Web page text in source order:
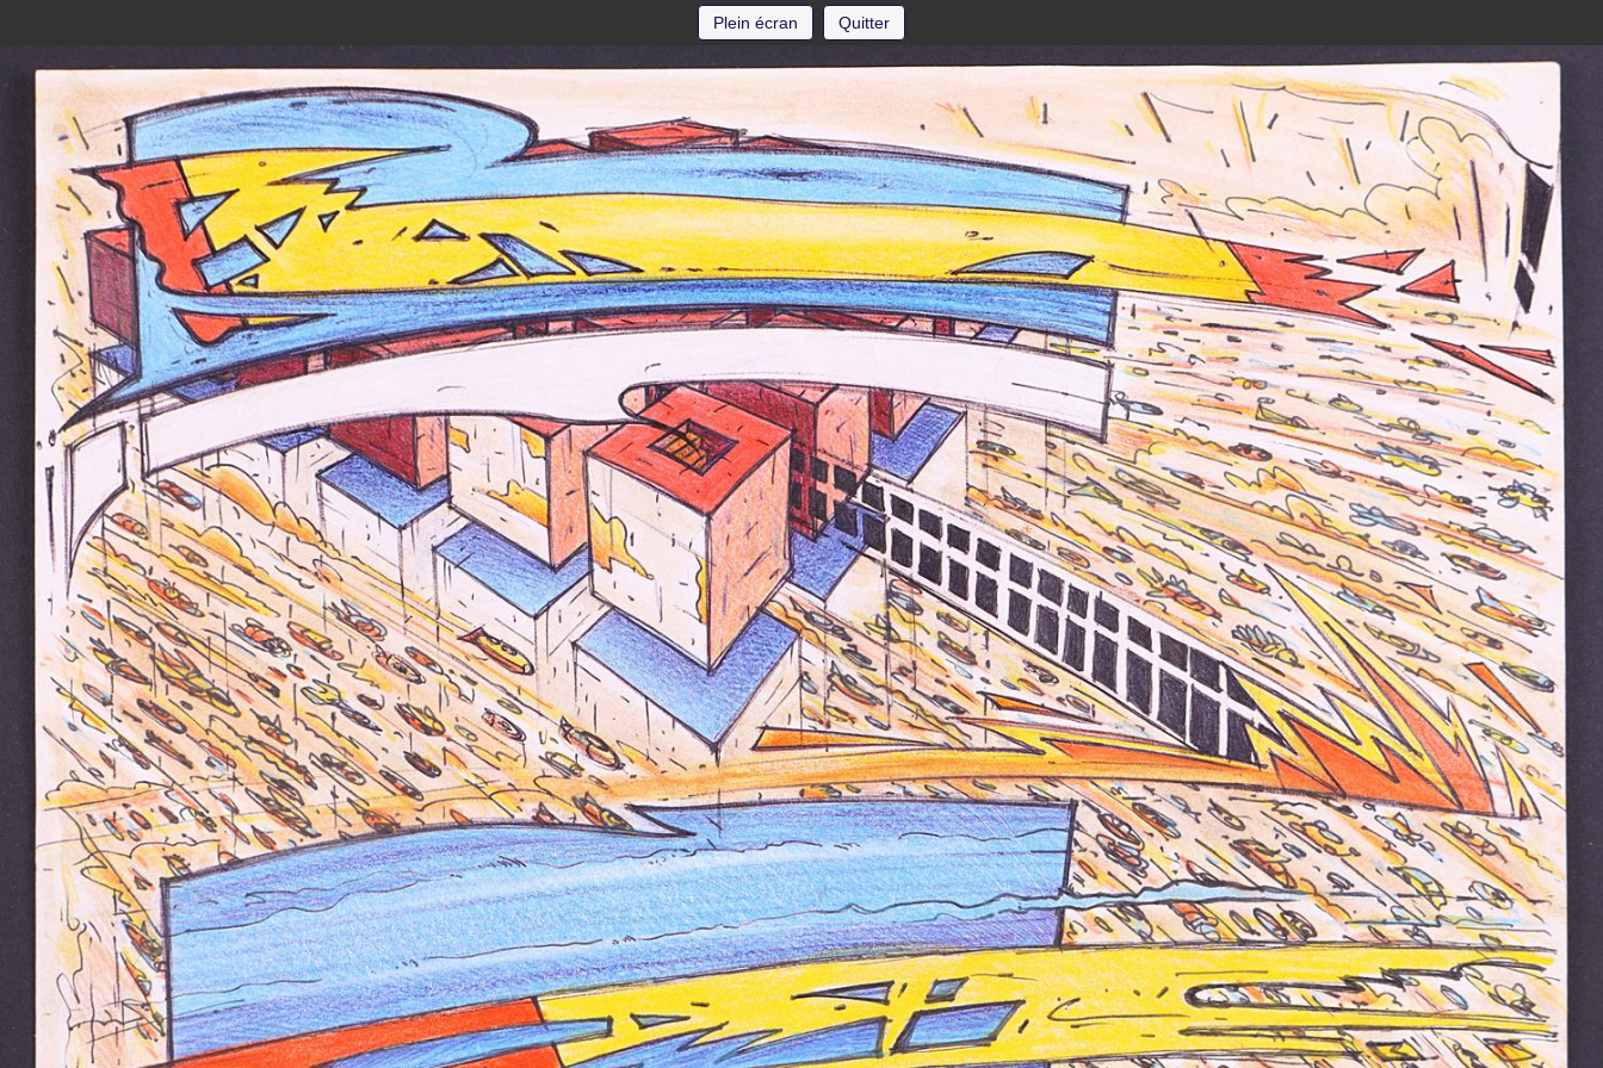
Plein écran Quitter